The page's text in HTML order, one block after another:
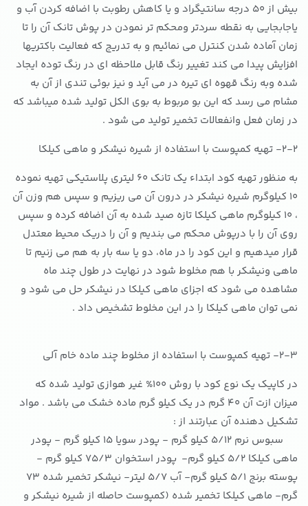
بیش از 50 درجه سانتیگراد و یا کاهش رطوبت با اضافه کردن آب و
یاجابجایی به نقطه سردتر ومحکم تر نمودن در پوش تانک آن را تا
زمان آماده شدن کنترل می نمائیم و به تدریج که فعالیت باکتریها
افزایش پیدا می کند تغییر رنگ قابل ملاحظه ای در رنگ توده ایجاد
شده وبه رنگ قهوه ای تیره در می آید و نیز بوئی تندی از آن به
مشام می رسد که این بو مربوط به بوی الکل تولید شده میباشد که
در زمان فعل وانفعالات تخمیر تولید می شود .
2-2- تهیه کمپوست با استفاده از شیره نیشکر و ماهی کیلکا
به منظور تهیه کود ابتداء یک تانک 60 لیتری پلاستیکی تهیه نموده
10 کیلوگرم شیره نیشکر در درون آن می ریزیم و سپس هم وزن آن
، 10 کیلوگرم ماهی کیلکا تازه صید شده به آن اضافه کرده و سپس
روی آن را با درپوش محکم می بندیم و آن را دریک محیط معتدل
قرار میدهیم و این کود را در ماه، دو یا سه بار به هم می زنیم تا
ماهی ونیشکر با هم مخلوط شود در نهایت در طول چند ماه
مشاهده می شود که اجزای ماهی کیلکا در نیشکر حل می شود و
نمی توان ماهی کیلکا را در این مخلوط تشخیص داد .
2-3- تهیه کمپوست با استفاده از مخلوط چند ماده خام آلی
در کاپیک یک نوع کود با روش 100% غیر هوازی تولید شده که
میزان ازت آن 40 گرم در یک کیلو گرم ماده خشک می باشد . مواد
تشکیل دهنده آن عبارتند از :
سبوس نرم 5/12 کیلو گرم - پودر سویا 15 کیلو گرم - پودر
ماهی کیلکا 5/2 کیلو گرم- پودر استخوان 75/3 کیلو گرم -
پوسته برنج 5/1 کیلو گرم- آب 5/7 لیتر- نیشکر تخمیر شده 73
گرم- ماهی کیلکا تخمیر شده (کمپوست حاصله از شیره نیشکر و